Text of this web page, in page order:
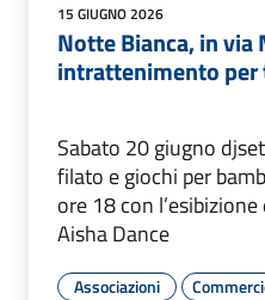
15 GIUGNO 2026
Notte Bianca, in via
intrattenimento per
Sabato 20 giugno
filato e giochi per
ore 18 con
Aisha Dance
Associazioni